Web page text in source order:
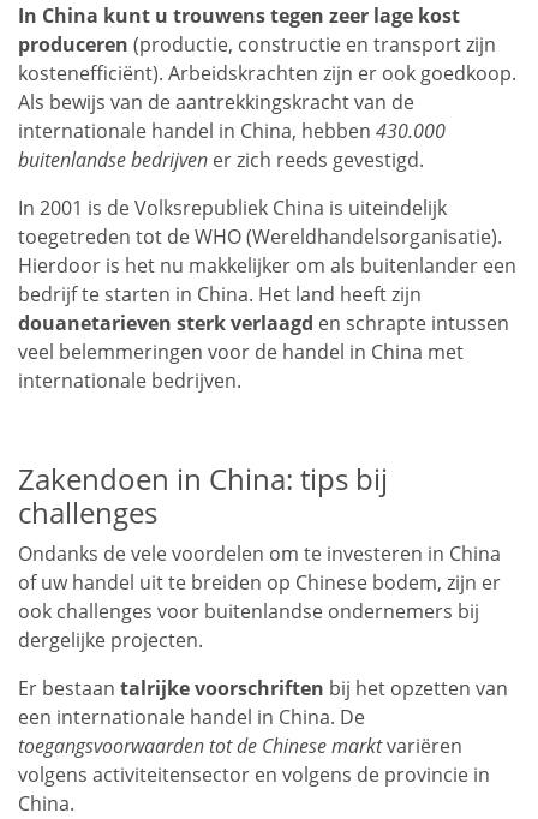
In China kunt u trouwens tegen zeer lage kost
produceren (productie, constructie en transport zijn
kostenefficiënt). Arbeidskrachten zijn er ook goedkoop.
Als bewijs van de aantrekkingskracht van de
internationale handel in China, hebben 430.000
buitenlandse bedrijven er zich reeds gevestigd.
In 2001 is de Volksrepubliek China is uiteindelijk
toegetreden tot de WHO (Wereldhandelsorganisatie).
Hierdoor is het nu makkelijker om als buitenlander een
bedrijf te starten in China. Het land heeft zijn
douanetarieven sterk verlaagd en schrapte intussen
veel belemmeringen voor de handel in China met
internationale bedrijven.
Zakendoen in China: tips bij
challenges
Ondanks de vele voordelen om te investeren in China
of uw handel uit te breiden op Chinese bodem, zijn er
ook challenges voor buitenlandse ondernemers bij
dergelijke projecten.
Er bestaan talrijke voorschriften bij het opzetten van
een internationale handel in China. De
toegangsvoorwaarden tot de Chinese marktvariëren
volgens activiteitensector en volgens de provincie in
China.